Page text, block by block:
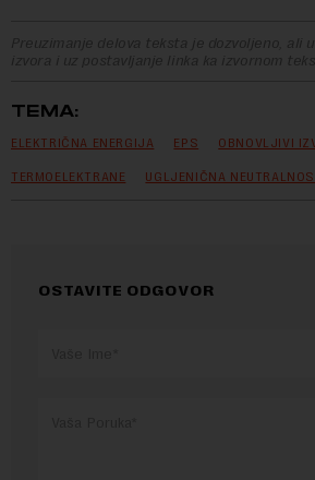
Preuzimanje delova teksta je dozvoljeno, ali
izvora i uz postavljanje linka ka izvornom
TEMA:
ELEKTRIČNA ENERGIJA EPS OBNOVLJIVI
TERMOELEKTRANE UGLJENIČNA
OSTAVITE ODGOVOR